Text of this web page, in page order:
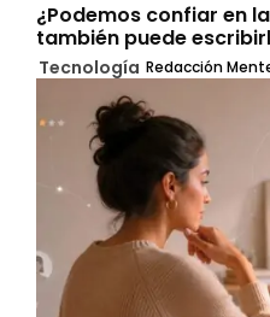
¿Podemos confiar en
también puede
Tecnología Redacción